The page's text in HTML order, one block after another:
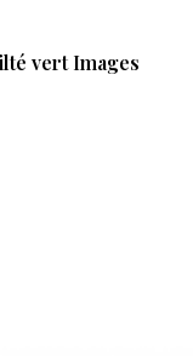
vert Images